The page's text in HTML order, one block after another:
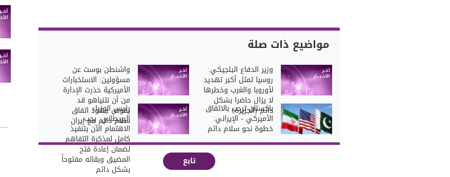
مواضيع ذات صلة
وزير الدفاع البلجيكي:
روسيا تمثل أكبر تهديد
لأوروبا والغرب وخطرها
لا يزال حاضرا بشكل
دائم (الجزيرة)
واشنطن بوست عن
مسؤولين: الاستخبارات
الأميركية حذرت الإدارة
من أن نتنياهو قد
يقوض جهود اتفاق
سلام دائم مع إيران
باكستان ترحب بالاتفاق
الأميركي - الإيراني:
خطوة نحو سلام دائم
رئيس الوزراء
البريطاني: يجب
الاهتمام الآن بتنفيذ
كامل لمذكرة التفاهم
لضمان إعادة فتح
المضيق وبقائه مفتوحاً
بشكل دائم
تابع